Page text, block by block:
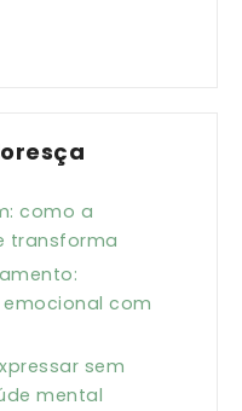
como a
transforma
com
sem
mental